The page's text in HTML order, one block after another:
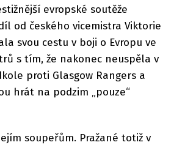
evropské soutěže
od českého vicemistra Viktorie
svou cestu v boji o Evropu ve
s tím, že nakonec neuspěla v
proti Glasgow Rangers a
hrát na podzim „pouze“
soupeřům. Pražané totiž v